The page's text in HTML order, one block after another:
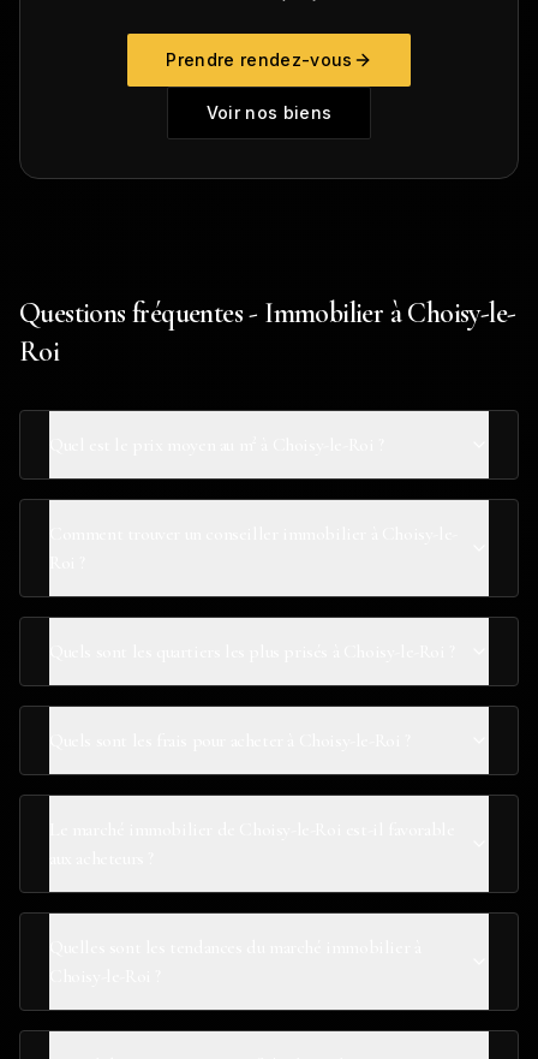
Prendre rendez-vous
Voir nos biens
Questions fréquentes - Immobilier à Choisy-le-
Roi